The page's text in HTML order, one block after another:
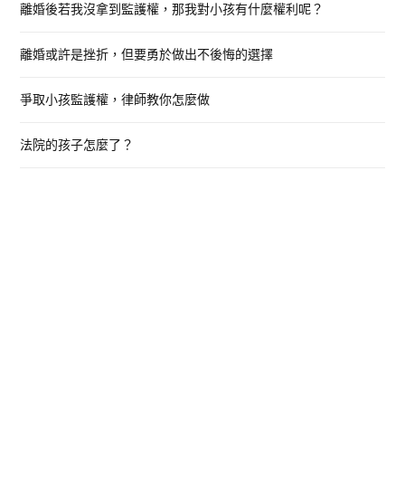
r離婚後若我沒拿到監護權，那我對小孩有什麼權利呢？
離婚或許是挫折，但要勇於做出不後悔的選擇
爭取小孩監護權，律師教你怎麼做
法院的孩子怎麼了？